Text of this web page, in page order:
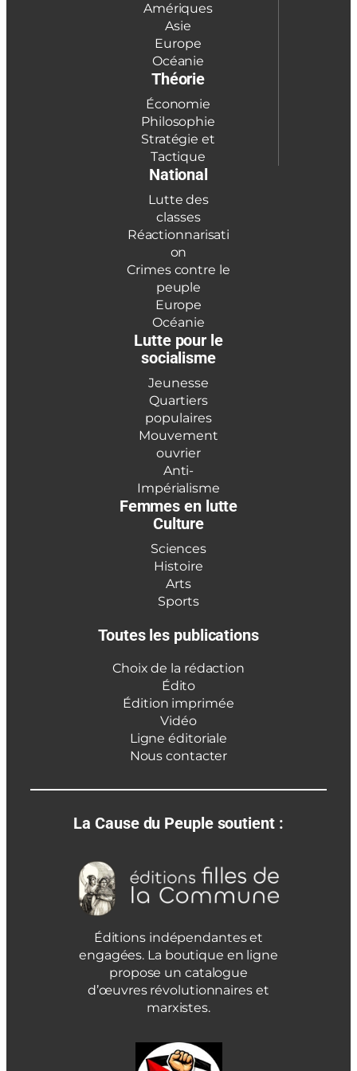
Amériques
Asie
Europe
Océanie
Théorie
Économie
Philosophie
Stratégie et
Tactique
National
Lutte des
classes
Réactionnarisati
on
Crimes contre le
peuple
Europe
Océanie
Lutte pour le
socialisme
Jeunesse
Quartiers
populaires
Mouvement
ouvrier
Anti-
Impérialisme
Femmes en lutte
Culture
Sciences
Histoire
Arts
Sports
Toutes les publications
Choix de la rédaction
Édito
Édition imprimée
Vidéo
Ligne éditoriale
Nous contacter
La Cause du Peuple soutient :
Éditions indépendantes et
engagées. La boutique en ligne
propose un catalogue
d’œuvres révolutionnaires et
marxistes.